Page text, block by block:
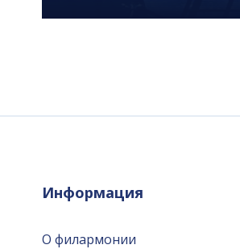
Информация
О филармонии